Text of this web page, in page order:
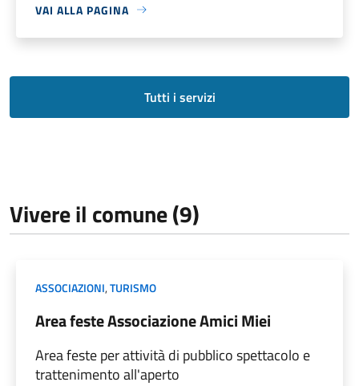
VAI ALLA PAGINA
Tutti i servizi
Vivere il comune (9)
ASSOCIAZIONI,TURISMO
Area feste Associazione Amici Miei
Area feste per attività di pubblico spettacolo e
trattenimento all'aperto